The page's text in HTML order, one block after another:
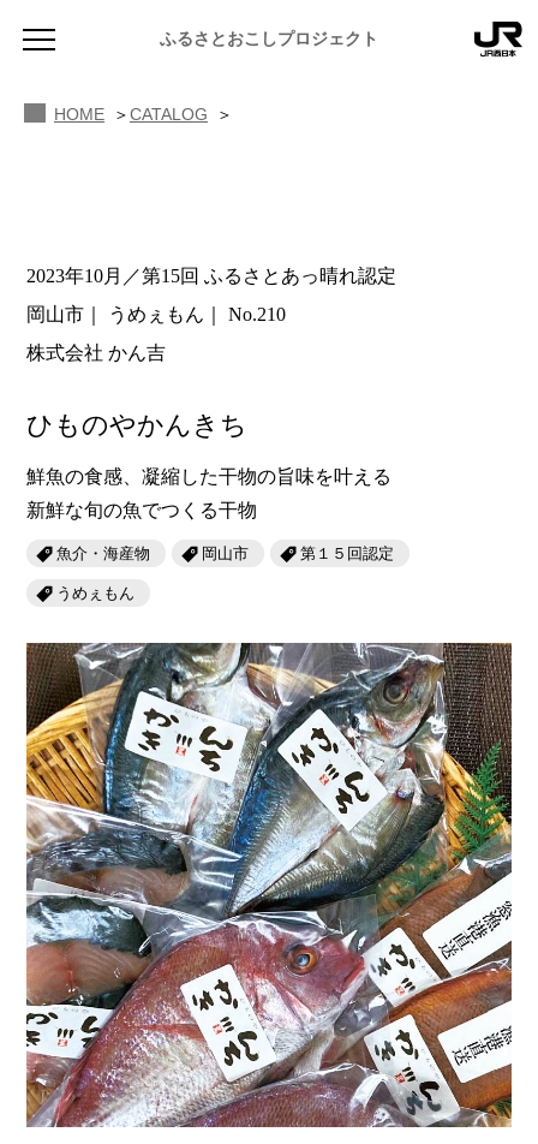
ふるさとおこしプロジェクト
お知らせ
ふるさと文庫
ふるさと散歩
あの駅この駅
おのえきTIMES
JR西日本グループのおみやげ開発
岡山育ちのアイスバー
せとうちの果実 清涼飲料水
雑貨シリーズ
恋するジャージー 瀬戸田レモン
蒜山ショコラ
蒜山ショコラクッキーズ
せとうちのおいしいシリーズ
生スフレ ふわり～ぬ
せとうちの果実 チューハイ
ふるさとあっ晴れ認定
マップ・一覧から探す
カテゴリー・タグ・キーワードから探す
第16回 Re： 第15回 未来へつなぐ人
第14回 持続と進化 第13回 せとうちの海を育む山々
第12回 挑戦 第11回 せとうち
第10回 岡山・備後の果物 第9回 岡山・備後のうめぇもん
第8回 岡山市 第7回 美作市/西粟倉村/奈義町/勝央町
第6回 瀬戸内市/備前市/和気町/赤磐市 第5回 津山市/鏡野町/吉備中央町/久米南町/美咲町
第4回 倉敷市/玉野市/浅口市/里庄町 第3回 尾道市/福山市/笠岡市/府中市
Urara
SAKU美SAKU楽
SETOUCHI TRAIN
La Malle de Bois
地酒列車
スローライフ列車
ABOUT
JR岡山の地域共生
ふるさとおこしプロジェクトとは
活動内容
HOME CATALOG
2023年10月／第15回 ふるさとあっ晴れ認定
岡山市
うめぇもん
No.210
株式会社 かん吉
ひものやかんきち
鮮魚の食感、凝縮した干物の旨味を叶える
新鮮な旬の魚でつくる干物
魚介・海産物 岡山市 第１５回認定
うめぇもん